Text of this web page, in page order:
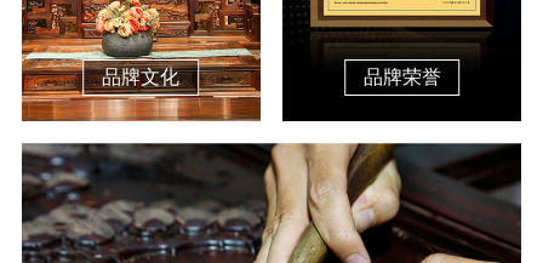
品牌文化 品牌荣誉